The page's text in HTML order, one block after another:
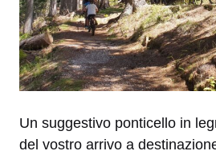
Un suggestivo ponticello in
del vostro arrivo a